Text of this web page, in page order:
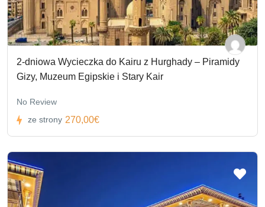
2-dniowa Wycieczka do Kairu z Hurghady – Piramidy
Gizy, Muzeum Egipskie i Stary Kair
No Review
ze strony 270,00€